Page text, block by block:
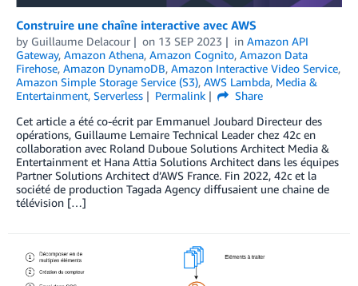
Construire une chaîne interactive avec AWS
by Guillaume Delacour on 13 SEP 2023 in Amazon API
Gateway, Amazon Athena, Amazon Cognito, Amazon Data
Firehose, Amazon DynamoDB, Amazon Interactive Video Service,
Amazon Simple Storage Service (S3), AWS Lambda, Media &
Entertainment, Serverless Permalink
Share
Cet article a été co-écrit par Emmanuel Joubard Directeur des
opérations, Guillaume Lemaire Technical Leader chez 42c en
collaboration avec Roland Duboue Solutions Architect Media &
Entertainment et Hana Attia Solutions Architect dans les équipes
Partner Solutions Architect d’AWS France. Fin 2022, 42c et la
société de production Tagada Agency diffusaient une chaine de
télévision […]